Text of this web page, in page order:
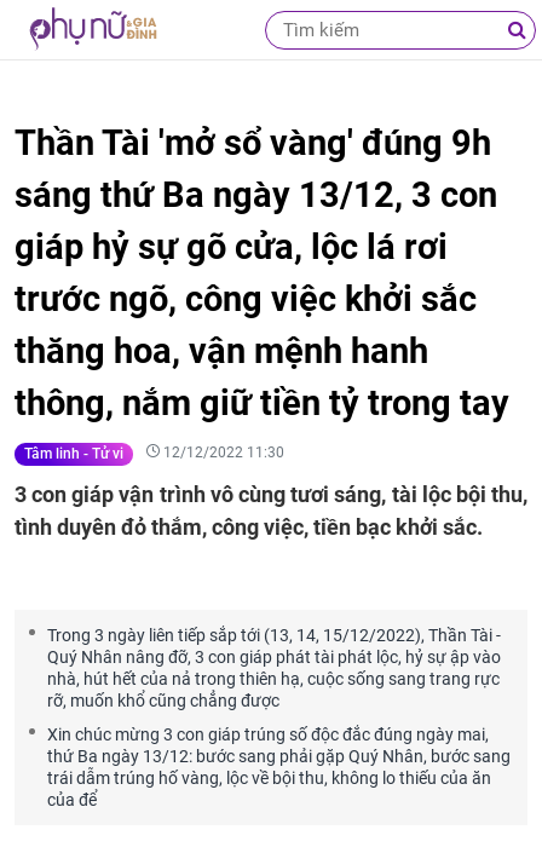
Thần Tài 'mở sổ vàng' đúng 9h
sáng thứ Ba ngày 13/12, 3 con
giáp hỷ sự gõ cửa, lộc lá rơi
trước ngõ, công việc khởi sắc
thăng hoa, vận mệnh hanh
thông, nắm giữ tiền tỷ trong tay
Tâm linh - Tử vi 12/12/2022 11:30
3 con giáp vận trình vô cùng tươi sáng, tài lộc bội thu,
tình duyên đỏ thắm, công việc, tiền bạc khởi sắc.
Trong 3 ngày liên tiếp sắp tới (13, 14, 15/12/2022), Thần Tài -
Quý Nhân nâng đỡ, 3 con giáp phát tài phát lộc, hỷ sự ập vào
nhà, hút hết của nả trong thiên hạ, cuộc sống sang trang rực
rỡ, muốn khổ cũng chẳng được
Xin chúc mừng 3 con giáp trúng số độc đắc đúng ngày mai,
thứ Ba ngày 13/12: bước sang phải gặp Quý Nhân, bước sang
trái dẫm trúng hố vàng, lộc về bội thu, không lo thiếu của ăn
của để